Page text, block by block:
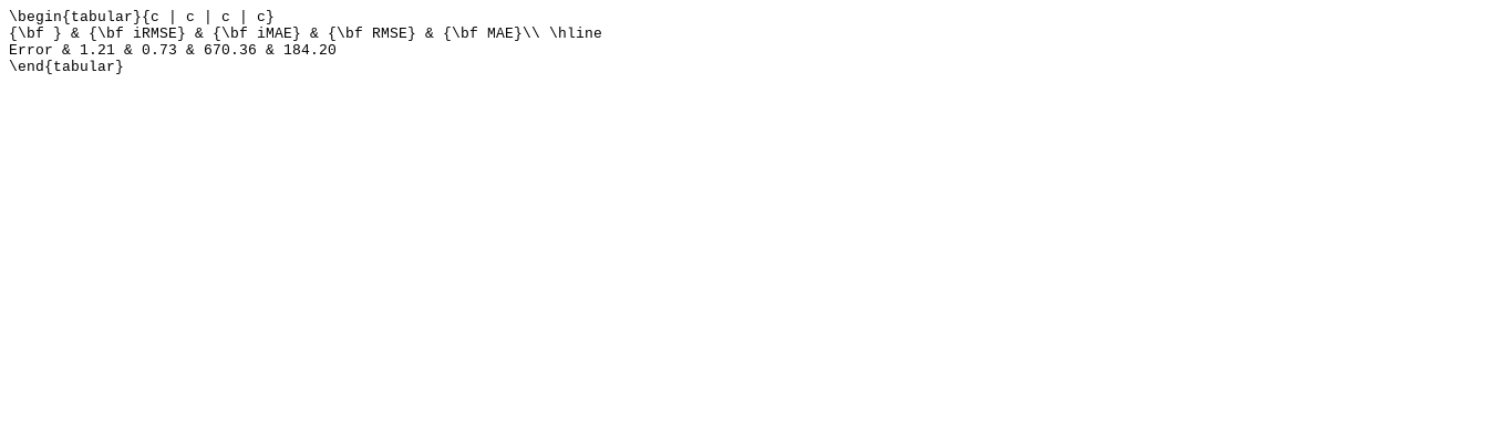
\begin{tabular}{c | c | c | c}
{\bf } & {\bf iRMSE} & {\bf iMAE} & {\bf RMSE} & {\bf MAE}\\ \hline
Error & 1.21 & 0.73 & 670.36 & 184.20
\end{tabular}